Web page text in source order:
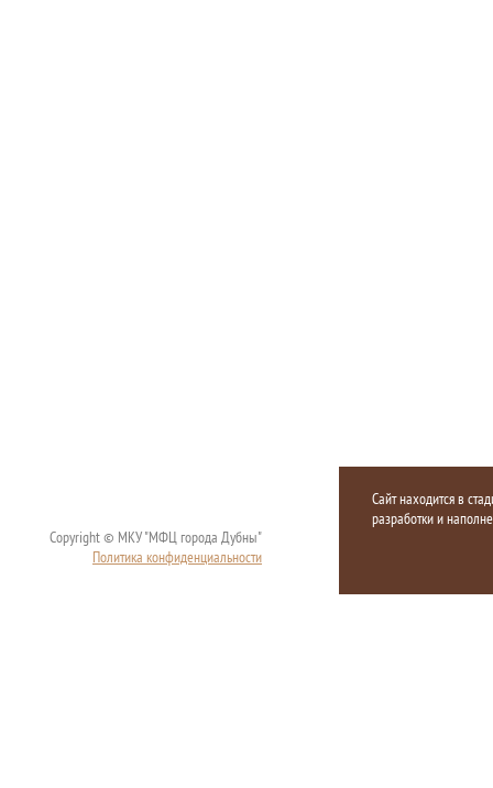
Copyright © МКУ "МФЦ города Дубны"
Политика конфиденциальности
Сайт находится в
разработки и